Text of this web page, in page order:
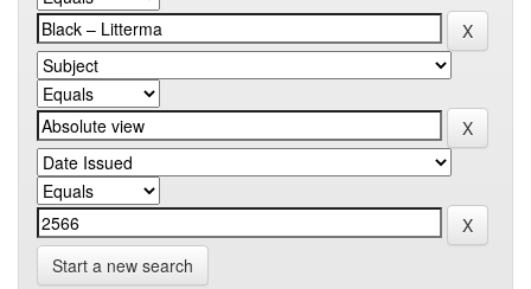
Start a new search